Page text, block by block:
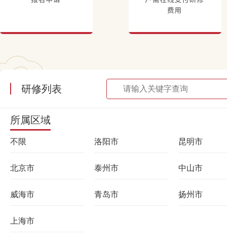
研修列表
所属区域
不限 洛阳市 昆明市
北京市 泰州市 中山市
威海市 青岛市 扬州市
上海市